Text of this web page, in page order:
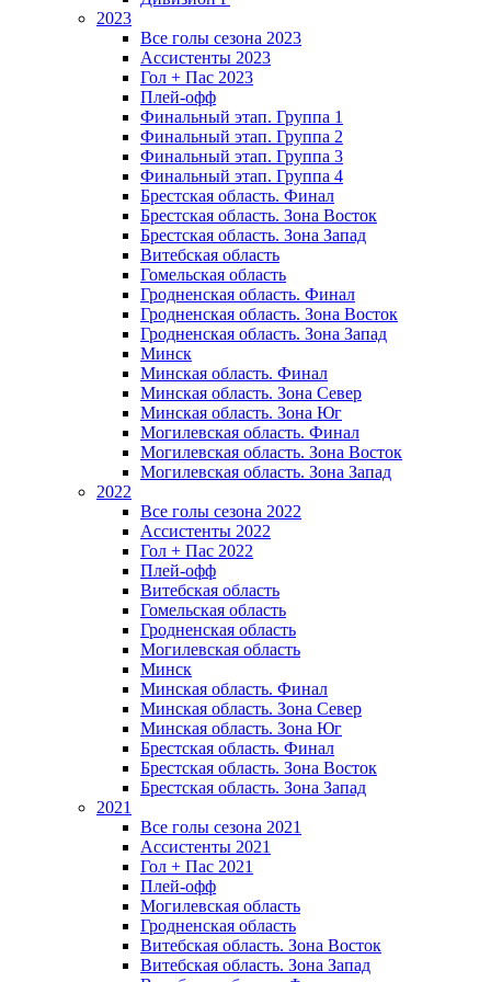
2023
Все голы сезона 2023
Ассистенты 2023
Гол + Пас 2023
Плей-офф
Финальный этап. Группа 1
Финальный этап. Группа 2
Финальный этап. Группа 3
Финальный этап. Группа 4
Брестская область. Финал
Брестская область. Зона Восток
Брестская область. Зона Запад
Витебская область
Гомельская область
Гродненская область. Финал
Гродненская область. Зона Восток
Гродненская область. Зона Запад
Минск
Минская область. Финал
Минская область. Зона Север
Минская область. Зона Юг
Могилевская область. Финал
Могилевская область. Зона Восток
Могилевская область. Зона Запад
2022
Все голы сезона 2022
Ассистенты 2022
Гол + Пас 2022
Плей-офф
Витебская область
Гомельская область
Гродненская область
Могилевская область
Минск
Mинская область. Финал
Минская область. Зона Север
Минская область. Зона Юг
Брестская область. Финал
Брестская область. Зона Восток
Брестская область. Зона Запад
2021
Все голы сезона 2021
Ассистенты 2021
Гол + Пас 2021
Плей-офф
Могилевская область
Гродненская область
Витебская область. Зона Восток
Витебская область. Зона Запад